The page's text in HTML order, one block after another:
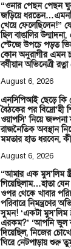
“ওনার পেছন পেছন
জড়িয়ে
খেয়ে ফেলেছিলেন!”
ছিল বাঙালির
স্টেজে উপচে পড়ত
কোন অনুরাগীর এমন
বর্ষীয়ান অভিনেত্রী
August 6, 2026
এনসিপিআই ছেড়ে কি
বৈঠকের পর বিদ্রো’হী
ওয়াপসি’ নিয়ে
রাজনৈতিক অবস্থান
মমতার হাত ধরবেন,
August 6, 2026
“আমার এক মুস’লিম
গিয়েছিলাম…হাতা
ওপর থেকে খাবার
পরিবারে নিমন্ত্রণের
সুমন! ‘একটা মুস’লিম
এরকম?’ ‘আপনি ভুল
দিয়েছিল, নিজের
ঘিরে নেটপাড়ায় শুরু